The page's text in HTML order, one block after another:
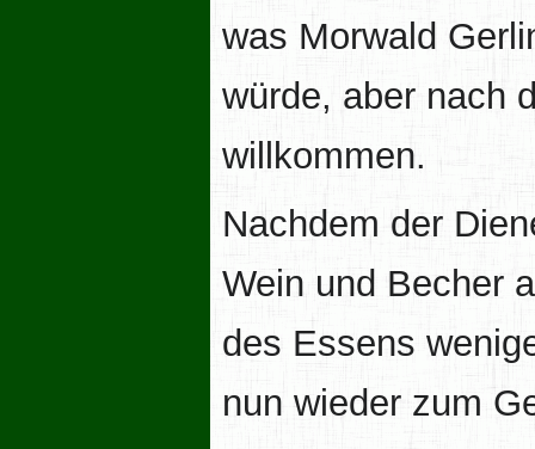
was Morwald
würde, aber nach
willkommen.
Nachdem der
Wein und Becher
des Essens
nun wieder zum